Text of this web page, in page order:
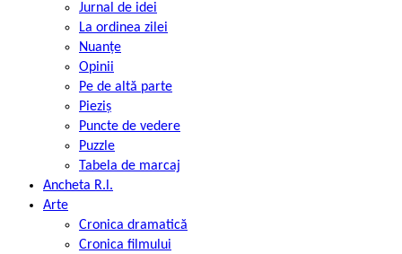
Jurnal de idei
La ordinea zilei
Nuanțe
Opinii
Pe de altă parte
Pieziș
Puncte de vedere
Puzzle
Tabela de marcaj
Ancheta R.l.
Arte
Cronica dramatică
Cronica filmului